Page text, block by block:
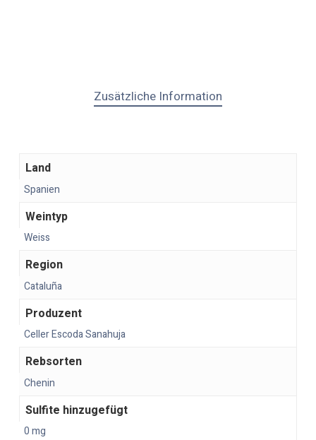
Zusätzliche Information
Land
Spanien
Weintyp
Weiss
Region
Cataluña
Produzent
Celler Escoda Sanahuja
Rebsorten
Chenin
Sulfite hinzugefügt
0 mg